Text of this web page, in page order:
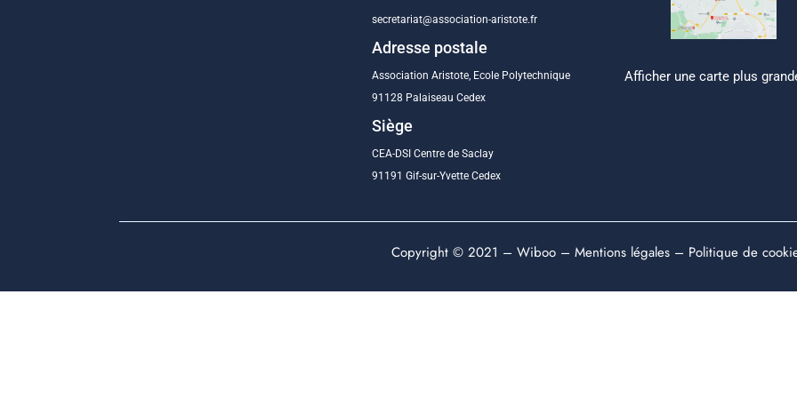
secretariat@association-aristote.fr
Adresse postale
Association Aristote, Ecole Polytechnique
91128 Palaiseau Cedex
Siège
CEA-DSI Centre de Saclay
91191 Gif-sur-Yvette Cedex
Afficher une carte plus
Copyright © 2021 – Wiboo– Mentions légales– Politique de